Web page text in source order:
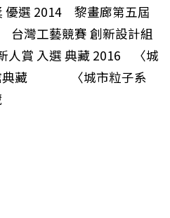
優選 2014 黎畫廊第五屆
台灣工藝競賽 創新設計組
人賞 入選 典藏 2016 〈城
館典藏 〈城市粒子系